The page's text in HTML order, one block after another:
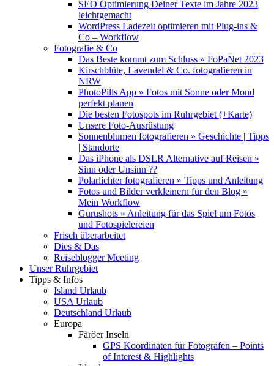
SEO Optimierung Deiner Texte im Jahre 2023
leichtgemacht
WordPress Ladezeit optimieren mit Plug-ins &
Co – Workflow
Fotografie & Co
Das Beste kommt zum Schluss » FoPaNet 2023
Kirschblüte, Lavendel & Co. fotografieren in
NRW
PhotoPills App » Fotos mit Sonne oder Mond
perfekt planen
Die besten Fotospots im Ruhrgebiet (+Karte)
Unsere Foto-Ausrüstung
Sonnenblumen fotografieren » Geschichte | Tipps
| Standorte
Das iPhone als DSLR Alternative auf Reisen »
Sinn oder Unsinn ??
Polarlichter fotografieren » Tipps und Anleitung
Fotos und Bilder verkleinern für den Blog »
Mein Workflow
Gurushots » Anleitung für das Spiel um Fotos
und Fotospielereien
Frisch überarbeitet
Dies & Das
Reiseblogger Meeting
Unser Ruhrgebiet
Tipps & Infos
Island Urlaub
USA Urlaub
Deutschland Urlaub
Europa
Färöer Inseln
GPS Koordinaten für Fotografen – Points
of Interest & Highlights